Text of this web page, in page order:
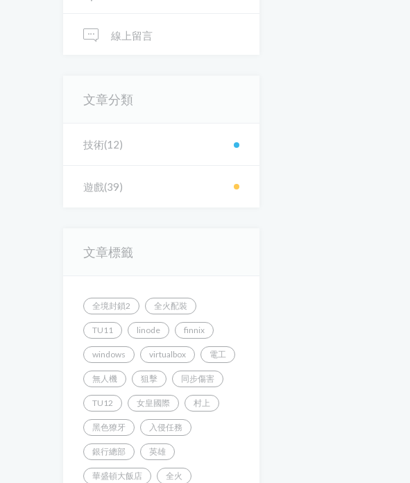
線上留言
文章分類
技術(12)
遊戲(39)
文章標籤
全境封鎖2 全火配裝
TU11 linode finnix
windows virtualbox 電工
無人機 狙擊 同步傷害
TU12 女皇國際 村上
黑色獠牙 入侵任務
銀行總部 英雄
華盛頓大飯店 全火